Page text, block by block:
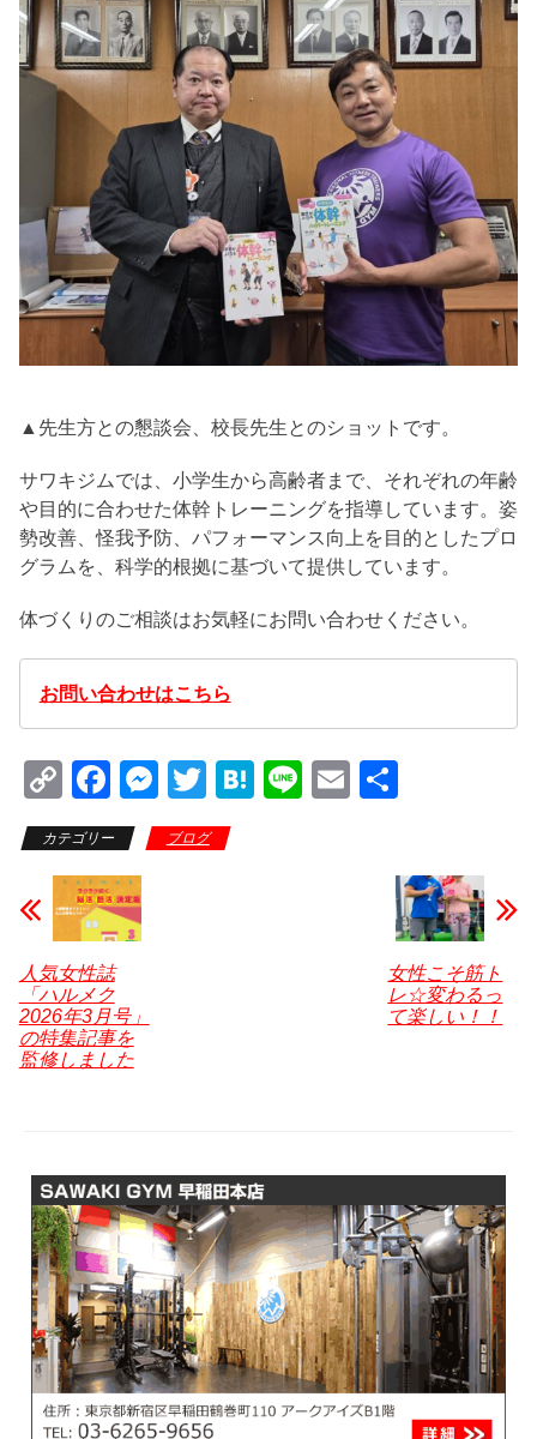
▲先生方との懇談会、校長先生とのショットです。
サワキジムでは、小学生から高齢者まで、それぞれの年齢
や目的に合わせた体幹トレーニングを指導しています。姿
勢改善、怪我予防、パフォーマンス向上を目的としたプロ
グラムを、科学的根拠に基づいて提供しています。
体づくりのご相談はお気軽にお問い合わせください。
お問い合わせはこちら
C
o
p
y
Li
n
k
F
a
c
e
b
o
o
k
M
e
ss
T
wi
tt
H
Li
E
カテゴリー ブログ
人気女性誌
「ハルメク
2026年3月号」
の特集記事を
監修しました
女性こそ筋ト
レ☆変わるっ
て楽しい！！